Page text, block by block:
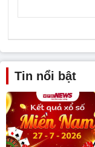
Tin nổi bật